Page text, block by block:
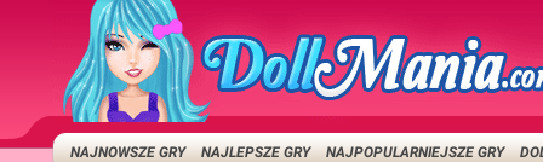
NAJNOWSZE GRY NAJLEPSZE GRY NAJPOPULARNIEJSZE GRY